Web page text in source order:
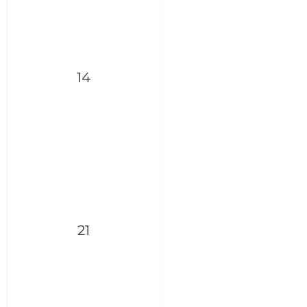
14
21